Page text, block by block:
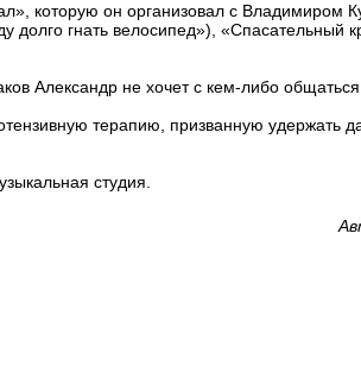
которую он организовал с Владимиром
долго гнать велосипед»), «Спасательный
Александр не хочет с кем-либо общаться.
терапию, призванную удержать
студия.